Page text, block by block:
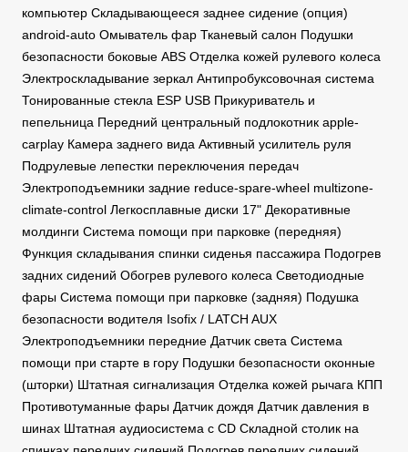
компьютер Складывающееся заднее сидение (опция)
android-auto Омыватель фар Тканевый салон Подушки
безопасности боковые ABS Отделка кожей рулевого колеса
Электроскладывание зеркал Антипробуксовочная система
Тонированные стекла ESP USB Прикуриватель и
пепельница Передний центральный подлокотник apple-
carplay Камера заднего вида Активный усилитель руля
Подрулевые лепестки переключения передач
Электроподъемники задние reduce-spare-wheel multizone-
climate-control Легкосплавные диски 17" Декоративные
молдинги Система помощи при парковке (передняя)
Функция складывания спинки сиденья пассажира Подогрев
задних сидений Обогрев рулевого колеса Светодиодные
фары Система помощи при парковке (задняя) Подушка
безопасности водителя Isofix / LATCH AUX
Электроподъемники передние Датчик света Система
помощи при старте в гору Подушки безопасности оконные
(шторки) Штатная сигнализация Отделка кожей рычага КПП
Противотуманные фары Датчик дождя Датчик давления в
шинах Штатная аудиосистема с CD Складной столик на